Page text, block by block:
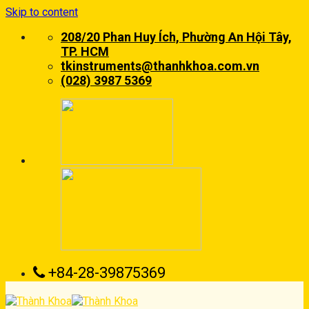
Skip to content
208/20 Phan Huy Ích, Phường An Hội Tây,
TP. HCM
tkinstruments@thanhkhoa.com.vn
(028) 3987 5369
+84-28-39875369